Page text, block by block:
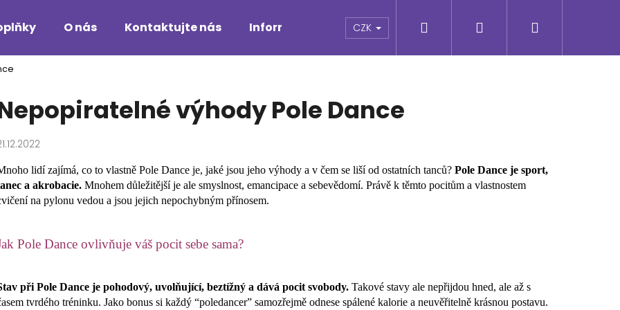
O nás Kontaktujte nás Informace CZK Přihlášení
výhody Pole Dance
lidí zajímá, co to vlastně Pole Dance je, jaké jsou jeho výhody a v čem se liší od ostatních tanců? Pole Dance je sport,
a akrobacie. Mnohem důležitější je ale smyslnost, emancipace a sebevědomí. Právě k těmto pocitům a vlastnostem
na pylonu vedou a jsou jejich nepochybným přínosem.
Pole Dance ovlivňuje váš pocit sebe sama?
při Pole Dance je pohodový, uvolňující, beztížný a dává pocit svobody. Takové stavy ale nepřijdou hned, ale až s
tvrdého tréninku. Jako bonus si každý “poledancer” samozřejmě odnese spálené kalorie a neuvěřitelně krásnou postavu.
Co potřebujete najít?
Doporučujeme